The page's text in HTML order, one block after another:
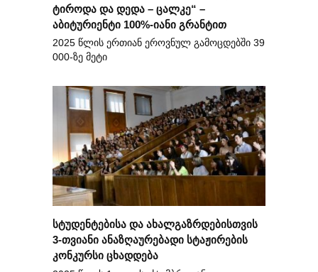
ტიროდა და დედა – ცალკე“ –
აბიტურიენტი 100%-იანი გრანტით
2025 წლის ერთიან ეროვნულ გამოცდებში 39
000-ზე მეტი
სტუდენტებისა და ახალგაზრდებისთვის
3-თვიანი ანაზღაურებადი სტაჟირების
კონკურსი ცხადდება